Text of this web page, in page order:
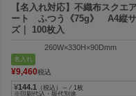
【名入れ対応】不織布スクエ
ート ふつう《75g》 A4縦
ズ｜ 100枚入
260W×330H×90Dmm
名入れ
¥9,460税込
¥144.1
（税込）～ ⁄ 1枚
※印刷代込・版代別途